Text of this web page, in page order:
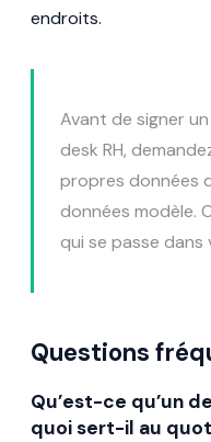
endroits.
Avant de signer
desk RH,
propres données
données modèle.
qui se passe
Questions
Qu’est-ce qu’un
quoi sert-il au